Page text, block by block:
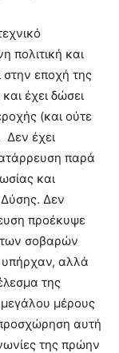
πολιτική και
στην εποχή της
έχει δώσει
(και ούτε
έχει
παρά
και
Δύσης. Δεν
προέκυψε
των σοβαρών
αλλά
της
μέρους
αυτή
της πρώην